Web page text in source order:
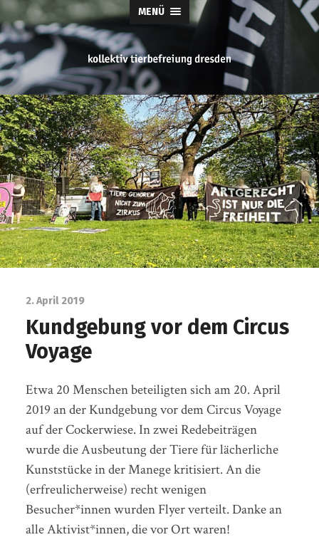
MENÜ
tierbefreiung
dresden
2. April 2019
Kundgebung vor dem Circus
Voyage
Etwa 20 Menschen beteiligten sich am 20. April
2019 an der Kundgebung vor dem Circus Voyage
auf der Cockerwiese. In zwei Redebeiträgen
wurde die Ausbeutung der Tiere für lächerliche
Kunststücke in der Manege kritisiert. An die
(erfreulicherweise) recht wenigen
Besucher*innen wurden Flyer verteilt. Danke an
alle Aktivist*innen, die vor Ort waren!